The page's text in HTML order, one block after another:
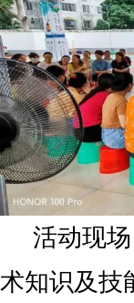
活动现
术知识及技